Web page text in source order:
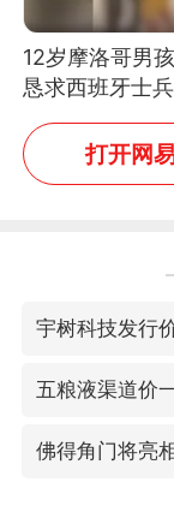
12岁摩洛哥男
恳求西班牙士
可以不要把我
打开网